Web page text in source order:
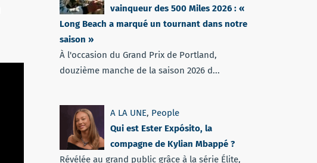
vainqueur des 500 Miles 2026 : «
Long Beach a marqué un tournant dans notre
saison »
À l'occasion du Grand Prix de Portland,
douzième manche de la saison 2026 d...
A LA UNE, People
Qui est Ester Expósito, la
compagne de Kylian Mbappé ?
Révélée au grand public grâce à la série Élite,